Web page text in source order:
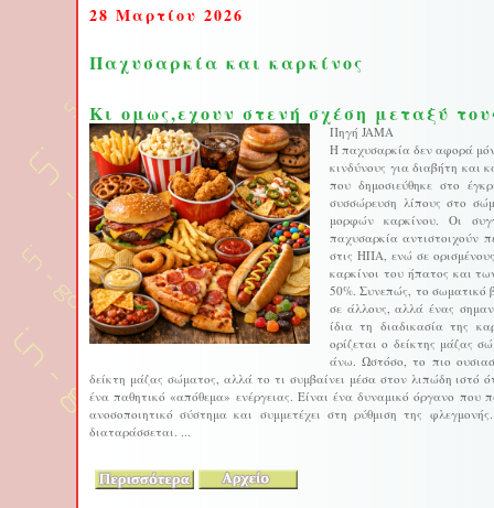
28 Μαρτίου 2026
Παχυσαρκία και καρκίνος
Κι ομως,εχουν στενή σχέση μεταξύ
Πηγή JAMA
Η παχυσαρκία δεν αφορά
κινδύνους για διαβήτη
που δημοσιεύθηκε στο
συσσώρευση λίπους στο
μορφών καρκίνου. Οι
παχυσαρκία αντιστοιχούν
στις ΗΠΑ, ενώ σε
καρκίνοι του ήπατος και
50%. Συνεπώς, το σωματικό
σε άλλους, αλλά ένας
ίδια τη διαδικασία της
ορίζεται ο δείκτης μάζας
άνω. Ωστόσο, το πιο
δείκτη μάζας σώματος, αλλά το τι συμβαίνει μέσα στον λιπώδη ιστό
ένα παθητικό «απόθεμα» ενέργειας. Είναι ένα δυναμικό όργανο που
ανοσοποιητικό σύστημα και συμμετέχει στη ρύθμιση της
διαταράσσεται. ...